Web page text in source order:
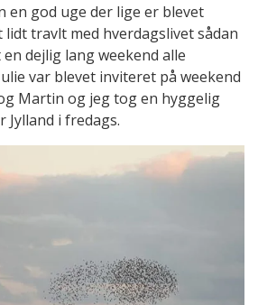
en god uge der lige er blevet
travlt med hverdagslivet sådan
dejlig lang weekend alle
var blevet inviteret på weekend
Martin og jeg tog en hyggelig
Jylland i fredags.